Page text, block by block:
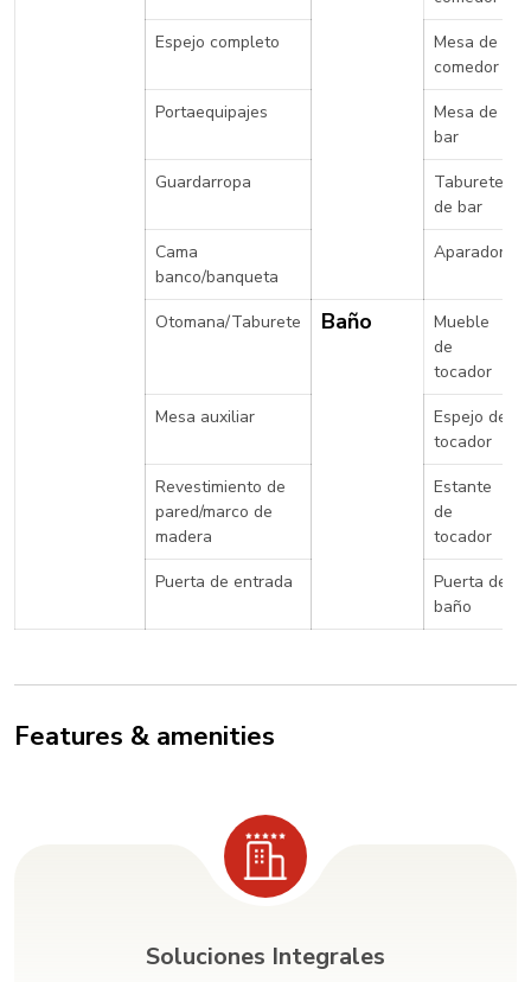
Espejo completo
Mesa de
comedor
Portaequipajes
Mesa de
bar
Guardarropa
Taburete
de bar
Cama
banco/banqueta
Aparador
Otomana/Taburete Baño
Mueble
de
tocador
Mesa auxiliar
Espejo de
tocador
Revestimiento de
pared/marco de
madera
Estante
de
tocador
Puerta de entrada
Puerta de
baño
Features & amenities
Soluciones Integrales